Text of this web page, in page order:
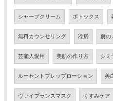
シャープクリーム ボトックス
無料カウンセリング 冷房 夏の
芸能人愛用 美肌の作り方 シミ
ルーセントプレップローション 美
ヴァイブランスマスク くすみケア